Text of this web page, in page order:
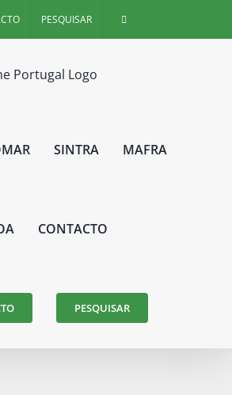
PESQUISAR
SINTRA MAFRA
CONTACTO
PESQUISAR